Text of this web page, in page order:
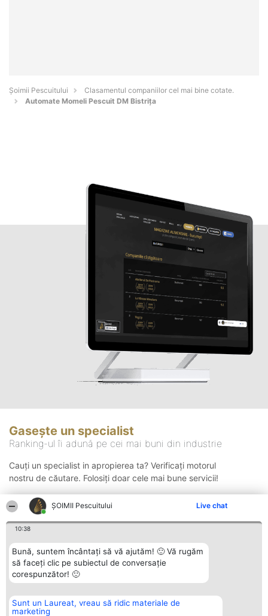
ȘOIMII Pescuitului Live chat
10:38
Bună, suntem încântați să vă ajutăm! 🙂 Vă rugăm
să faceți clic pe subiectul de conversație
corespunzător! 🙂
Sunt un Laureat, vreau să ridic materiale de
marketing
Șoimii Pescuitului
Clasamentul companiilor cel mai bine cotate.
Automate Momeli Pescuit DM Bistrița
Gasește un specialist
Ranking-ul îi adună pe cei mai buni din industrie
Cauți un specialist in apropierea ta? Verificați motorul
nostru de căutare. Folosiți doar cele mai bune servicii!
Organizator Ranking
BRIGHT SOLUTIONS BR SRL
Plebiscyt Contact